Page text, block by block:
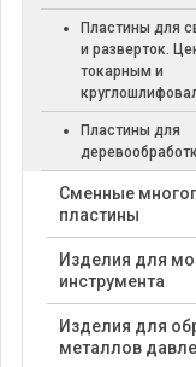
Пластины для
и разверток.
токарным и
Пластины для
Cменные
пластины
Изделия для
инструмента
Изделия для
металлов